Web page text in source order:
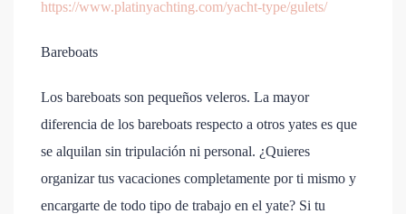
https://www.platinyachting.com/yacht-type/gulets/
Bareboats
Los bareboats son pequeños veleros. La mayor
diferencia de los bareboats respecto a otros yates es que
se alquilan sin tripulación ni personal. ¿Quieres
organizar tus vacaciones completamente por ti mismo y
encargarte de todo tipo de trabajo en el yate? Si tu